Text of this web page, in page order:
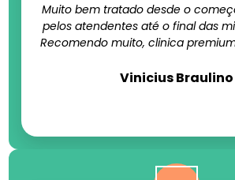
Muito bem tratado desde o
pelos atendentes até o final das
Recomendo muito, clinica
Vinicius Braulino